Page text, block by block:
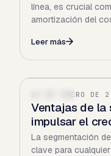
línea, es crucial
amortización del
Leer más
23 DE ENERO DE
Ventajas de la
impulsar el
La segmentación
clave para